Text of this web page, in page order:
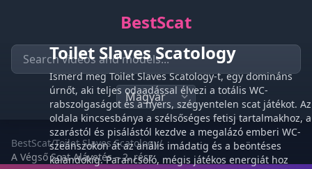
BestScat
BestScat/Toilet Slaves Scatology/
A Végső Scat Alávetés – 2. rész
Toilet Slaves Scatology
Ismerd meg Toilet Slaves Scatology-t, egy domináns
úrnőt, aki teljes odaadással élvezi a totális WC-
rabszolgaságot és a nyers, szégyentelen scat játékot. Az
oldala kincsesbánya a szélsőséges fetisj tartalmakhoz, a
szarástól és pisálástól kezdve a megalázó emberi WC-
szeánszokon át az anális imádatig és a beöntéses
kalandokig. Parancsoló, mégis játékos energiát hoz